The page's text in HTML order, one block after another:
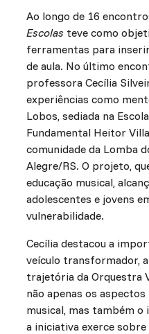
Ao longo de 16
Escolasteve como
ferramentas para
de aula. No último
professora Cecília
experiências como
Lobos, sediada na
Fundamental Heitor
comunidade da Lomba
Alegre/RS. O projeto,
educação musical,
adolescentes e jovens
vulnerabilidade.
Cecília destacou a
veículo transformador,
trajetória da Orquestra
não apenas os
musical, mas também
a iniciativa exerce